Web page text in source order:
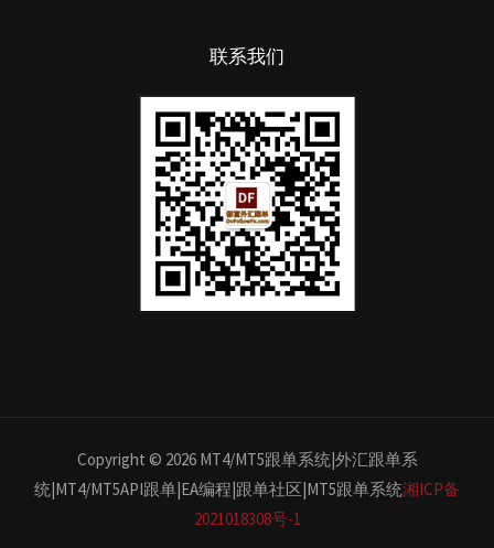
联系我们
Copyright © 2026 MT4/MT5跟单系统|外汇跟单系
统|MT4/MT5API跟单|EA编程|跟单社区|MT5跟单系统湘ICP备
2021018308号-1